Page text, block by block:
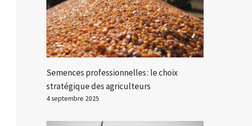
Semences professionnelles : le choix
stratégique des agriculteurs
4 septembre 2025